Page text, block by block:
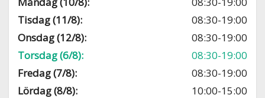
Tisdag (11/8):
08:30-19:00
Onsdag (12/8):
08:30-19:00
Torsdag (6/8):
08:30-19:00
Fredag (7/8):
08:30-19:00
Lördag (8/8):
10:00-15:00